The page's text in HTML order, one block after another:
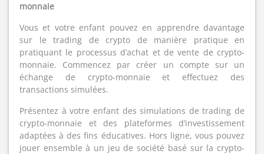
monnaie
Vous et votre enfant pouvez en apprendre davantage
sur le trading de crypto de manière pratique en
pratiquant le processus d’achat et de vente de crypto-
monnaie. Commencez par créer un compte sur un
échange de crypto-monnaie et effectuez des
transactions simulées.
Présentez à votre enfant des simulations de trading de
crypto-monnaie et des plateformes d’investissement
adaptées à des fins éducatives. Hors ligne, vous pouvez
jouer ensemble à un jeu de société basé sur la crypto-